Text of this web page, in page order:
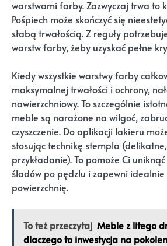
warstwami farby. Zazwyczaj trwa to
Pośpiech może skończyć się
słabą trwałością. Z reguły
warstw farby, żeby uzyskać pełne
Kiedy wszystkie warstwy farby
maksymalnej trwałości i ochrony,
nawierzchniowy. To szczególnie
meble są narażone na wilgoć,
czyszczenie. Do aplikacji lakieru
stosując technikę stempla
przykładanie). To pomoże Ci
śladów po pędzlu i zapewni idealnie
powierzchnię.
To też przeczytaj Meble z litego
dlaczego to inwestycja na